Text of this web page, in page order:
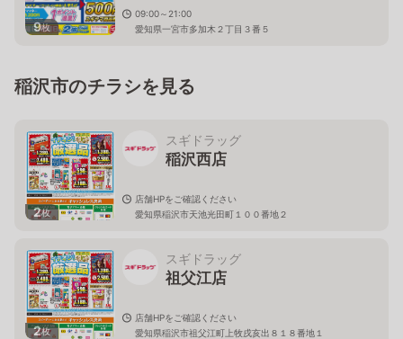
9枚
09:00～21:00
愛知県一宮市多加木２丁目３番５
稲沢市のチラシを見る
2枚
スギドラッグ
稲沢西店
店舗HPをご確認ください
愛知県稲沢市天池光田町１００番地２
2枚
スギドラッグ
祖父江店
店舗HPをご確認ください
愛知県稲沢市祖父江町上牧戌亥出８１８番地１